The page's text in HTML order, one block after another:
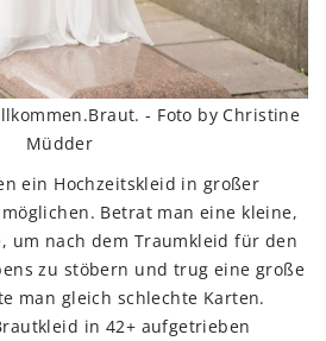
- Foto by Christine
Müdder
ein Hochzeitskleid in großer
Betrat man eine kleine,
um nach dem Traumkleid für den
zu stöbern und trug eine große
man gleich schlechte Karten.
in 42+ aufgetrieben